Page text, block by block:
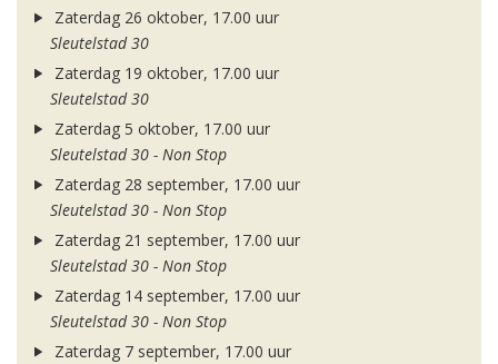
Zaterdag 26 oktober, 17.00 uur
Sleutelstad 30
Zaterdag 19 oktober, 17.00 uur
Sleutelstad 30
Zaterdag 5 oktober, 17.00 uur
Sleutelstad 30 - Non Stop
Zaterdag 28 september, 17.00 uur
Sleutelstad 30 - Non Stop
Zaterdag 21 september, 17.00 uur
Sleutelstad 30 - Non Stop
Zaterdag 14 september, 17.00 uur
Sleutelstad 30 - Non Stop
Zaterdag 7 september, 17.00 uur